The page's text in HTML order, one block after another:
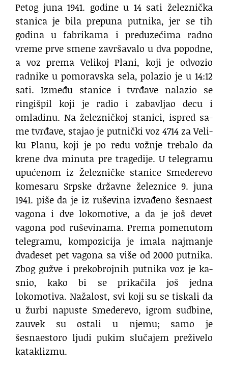
Petog juna 1941. godine u 14 sati železnička
stanica je bila prepuna putnika, jer se tih
godina u fabrikama i preduzećima radno
vreme prve smene završavalo u dva popodne,
a voz prema Velikoj Plani, koji je odvozio
radnike u pomoravska sela, polazio je u 14:12
sati. Između stanice i tvrđave nalazio se
ringišpil koji je radio i zabavljao decu i
omladinu. Na že­le­znič­koj sta­ni­ci, is­pred sa­
me tvr­đa­ve, stajao je put­nič­ki vo­z 4714 za Ve­li­
ku Pla­nu, ko­ji je po re­du vo­žnje tre­ba­lo da
kre­ne dva minuta pre tra­ge­di­je. U telegramu
upućenom iz Železničke stanice Smederevo
komesaru Srpske državne železnice 9. juna
1941. piše da je iz ruševina izvađeno šesnaest
vagona i dve lokomotive, a da je još devet
vagona pod ruševinama. Prema pomenutom
telegramu, kompozicija je imala najmanje
dvadeset pet vagona sa više od 2000 putnika.
Zbog gužve i pre­ko­broj­nih put­ni­ka voz je ka­
snio, ka­ko bi se pri­ka­či­la još jed­na
lokomotiva. Na­ža­lost, svi ko­ji su se ti­ska­li da
u žur­bi na­pu­ste Sme­de­re­vo, igrom sud­bi­ne,
za­u­vek su osta­li u nje­mu; samo je
šesnaestoro ljudi pukim slučajem preživelo
kataklizmu.